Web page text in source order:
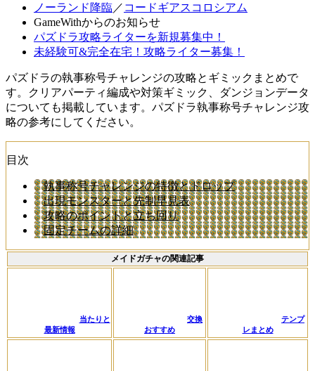
ノーランド降臨／ コードギアスコロシアム
GameWithからのお知らせ
パズドラ攻略ライターを新規募集中！
未経験可&完全在宅！攻略ライター募集！
パズドラの執事称号チャレンジの攻略とギミックまとめで
す。クリアパーティ編成や対策ギミック、ダンジョンデータ
についても掲載しています。パズドラ執事称号チャレンジ攻
略の参考にしてください。
目次
執事称号チャレンジの特徴とドロップ
出現モンスターと先制早見表
攻略のポイントと立ち回り
固定チームの詳細
メイドガチャの関連記事
当たりと
最新情報
交換
おすすめ
テンプ
レまとめ